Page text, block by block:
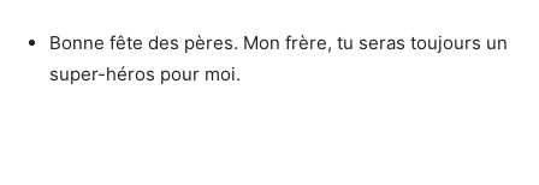
Bonne fête des pères. Mon frère, tu seras toujours un
super-héros pour moi.